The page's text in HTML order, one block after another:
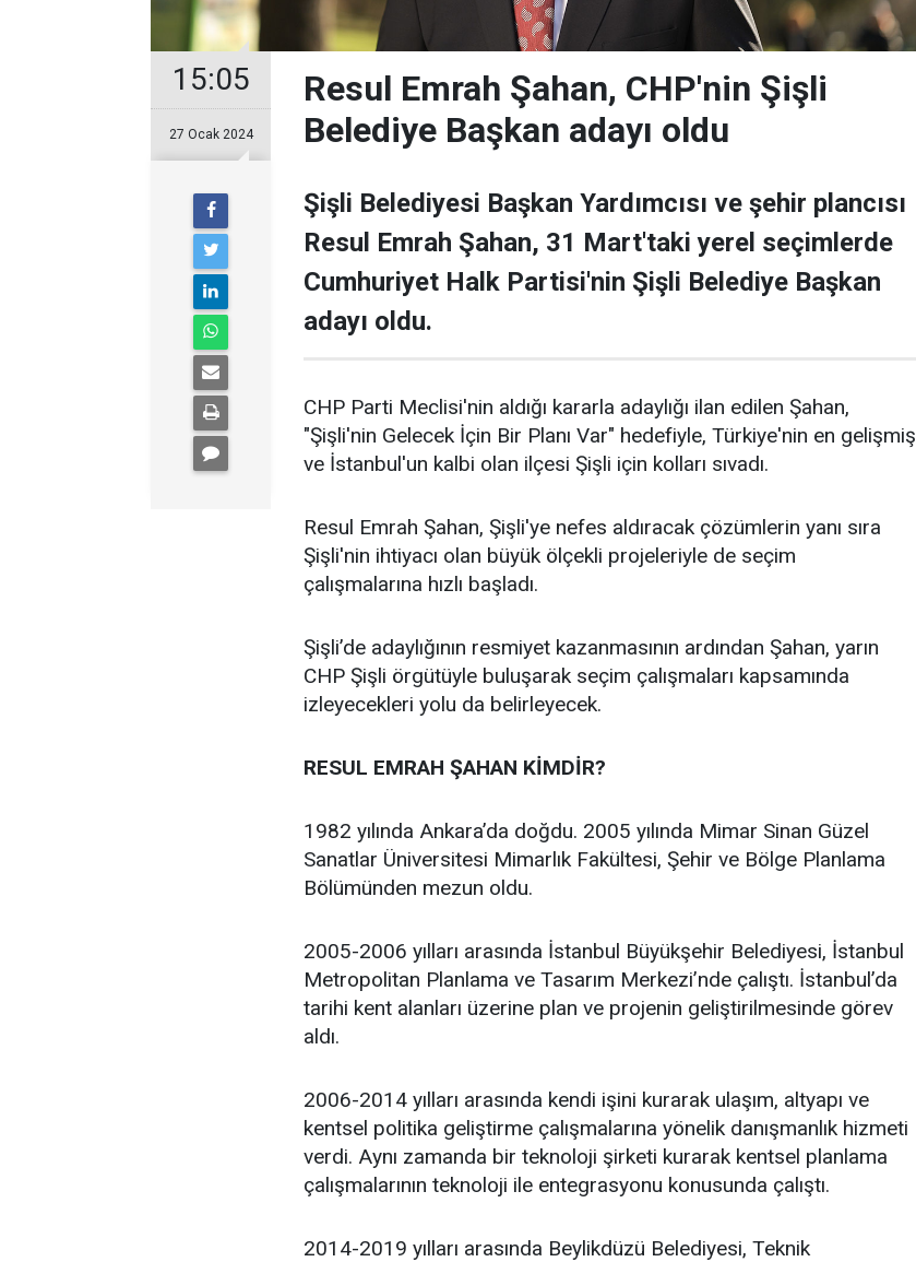
15:05
27 Ocak 2024
Resul Emrah Şahan, CHP'nin Şişli
Belediye Başkan adayı oldu
Şişli Belediyesi Başkan Yardımcısı ve şehir plancısı
Resul Emrah Şahan, 31 Mart'taki yerel seçimlerde
Cumhuriyet Halk Partisi'nin Şişli Belediye Başkan
adayı oldu.
CHP Parti Meclisi'nin aldığı kararla adaylığı ilan edilen Şahan,
"Şişli'nin Gelecek İçin Bir Planı Var" hedefiyle, Türkiye'nin en gelişmiş
ve İstanbul'un kalbi olan ilçesi Şişli için kolları sıvadı.
Resul Emrah Şahan, Şişli'ye nefes aldıracak çözümlerin yanı sıra
Şişli'nin ihtiyacı olan büyük ölçekli projeleriyle de seçim
çalışmalarına hızlı başladı.
Şişli’de adaylığının resmiyet kazanmasının ardından Şahan, yarın
CHP Şişli örgütüyle buluşarak seçim çalışmaları kapsamında
izleyecekleri yolu da belirleyecek.
RESUL EMRAH ŞAHAN KİMDİR?
1982 yılında Ankara’da doğdu. 2005 yılında Mimar Sinan Güzel
Sanatlar Üniversitesi Mimarlık Fakültesi, Şehir ve Bölge Planlama
Bölümünden mezun oldu.
2005-2006 yılları arasında İstanbul Büyükşehir Belediyesi, İstanbul
Metropolitan Planlama ve Tasarım Merkezi’nde çalıştı. İstanbul’da
tarihi kent alanları üzerine plan ve projenin geliştirilmesinde görev
aldı.
2006-2014 yılları arasında kendi işini kurarak ulaşım, altyapı ve
kentsel politika geliştirme çalışmalarına yönelik danışmanlık hizmeti
verdi. Aynı zamanda bir teknoloji şirketi kurarak kentsel planlama
çalışmalarının teknoloji ile entegrasyonu konusunda çalıştı.
2014-2019 yılları arasında Beylikdüzü Belediyesi, Teknik